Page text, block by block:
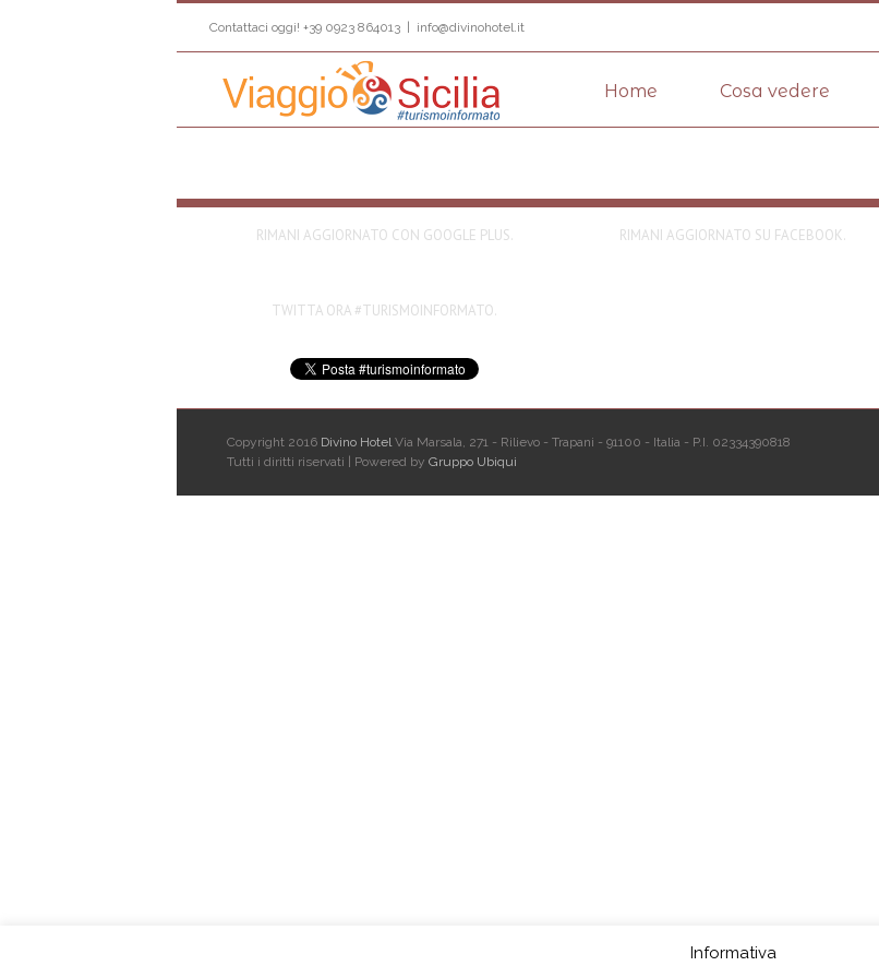
Contattaci oggi! +39 0923 864013 info@divinohotel.it
Home Cosa vedere
RIMANI AGGIORNATO CON GOOGLE PLUS.
TWITTA ORA #TURISMOINFORMATO.
RIMANI AGGIORNATO SU FACEBOOK.
Copyright 2016 Divino HotelVia Marsala, 271 - Rilievo - Trapani - 91100 - Italia - P.I. 02334390818
Tutti i diritti riservati | Powered by Gruppo Ubiqui
Informativa